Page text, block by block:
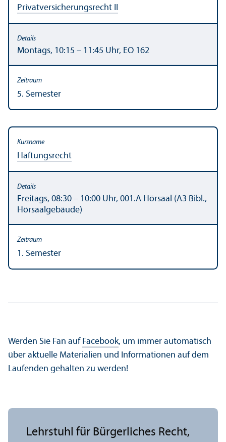
Privat­versicherungs­recht II
Montags, 10:15 – 11:45 Uhr, EO 162
5. Semester
Haftungs­recht
Freitags, 08:30 – 10:00 Uhr, 001.A Hörsaal (A3 Bibl.,
Hörsaalgebäude)
1. Semester
Werden Sie Fan auf Facebook, um immer automatisch
über aktuelle Materialien und Informationen auf dem
Laufenden gehalten zu werden!
Lehr­stuhl für Bürgerliches Recht,